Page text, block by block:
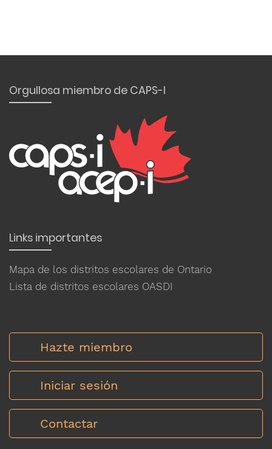
Orgullosa miembro de CAPS-I
Links importantes
Mapa de los distritos escolares de Ontario
Lista de distritos escolares OASDI
Hazte miembro
Iniciar sesión
Contactar